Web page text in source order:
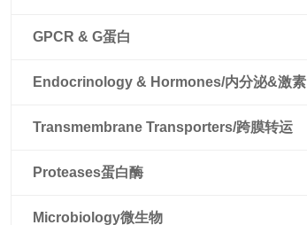
GPCR & G蛋白
Endocrinology & Hormones/内分泌&激素
Transmembrane Transporters/跨膜转运
Proteases蛋白酶
Microbiology微生物